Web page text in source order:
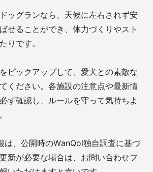
ッグランなら、天候に左右されず安
せることができ、体力づくりやスト
りです。
ピックアップして、愛犬との素敵な
ください。各施設の注意点や最新情
ず確認し、ルールを守って気持ちよ
は、公開時のWanQol独自調査に基づ
新が必要な場合は、お問い合わせフ